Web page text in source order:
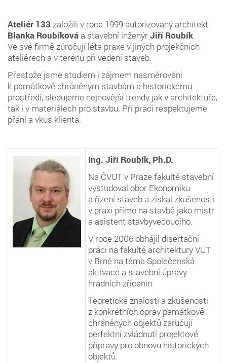
Ateliér 133 založili v roce 1999 autorizovaný architekt
Blanka Roubíková a stavební inženýrJiří Roubík.
Ve své firmě zúročují léta praxe v jiných projekčních
ateliérech a v terénu při vedení staveb.
Přestože jsme studiem i zájmem nasměrováni
k památkově chráněným stavbám a historickému
prostředí, sledujeme nejnovější trendy jak v architektuře,
tak i v materiálech pro stavbu. Při práci respektujeme
přání a vkus klienta.
Ing. Jiří Roubík, Ph.D.
Na ČVUT v Praze fakultě stavební
vystudoval obor Ekonomiku
a řízení staveb a získal zkušenosti
v praxi přímo na stavbě jako mistr
a asistent stavbyvedoucího.
V roce 2006 obhájil disertační
práci na fakultě architektury VUT
v Brně na téma Společenská
aktivace a stavební úpravy
hradních zřícenin.
Teoretické znalosti a zkušenosti
z konkrétních oprav památkově
chráněných objektů zaručují
perfektní zvládnutí projektové
přípravy pro obnovu historických
objektů.